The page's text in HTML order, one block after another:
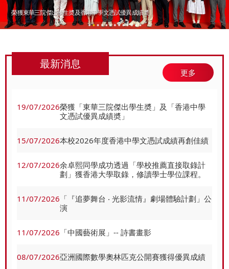
榮獲東華三院傑出學生奬及香港中學文憑試優異成績奬
更多
最新消息
19/07/2026榮獲「東華三院傑出學生奬」及「香港中學
文憑試優異成績奬」
15/07/2026本校2026年度香港中學文憑試成績再創佳績
12/07/2026余卓熙同學成功透過「學校推薦直接取錄計
劃」獲香港大學取錄，修讀學士學位課程。
11/07/2026 「『追夢舞台 ‧ 光影流情』劇場體驗計劃」公
演
11/07/2026 「中國藝術展」-- 詩書畫影
08/07/2026亞洲國際數學奧林匹克公開賽獲得優異成績